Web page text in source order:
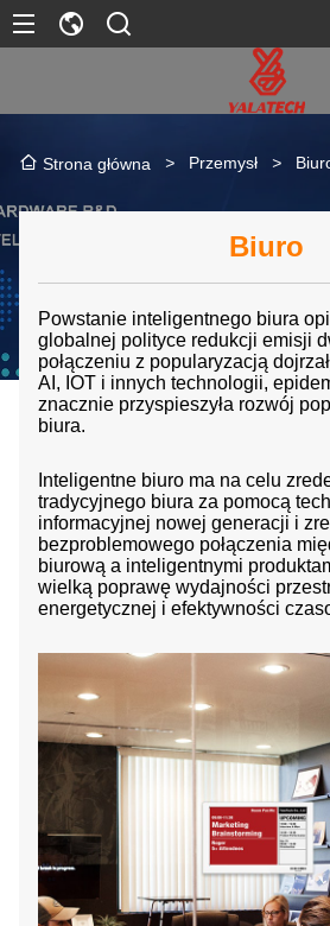
Strona główna > Przemysł >
Biuro
Powstanie inteligentnego biura
globalnej polityce redukcji emisji
połączeniu z popularyzacją
AI, IOT i innych technologii,
znacznie przyspieszyła rozwój
biura.
Inteligentne biuro ma na celu
tradycyjnego biura za pomocą
informacyjnej nowej generacji i
bezproblemowego połączenia
biurową a inteligentnymi
wielką poprawę wydajności
energetycznej i efektywności